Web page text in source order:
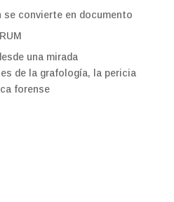
se convierte en documento
una mirada
de la grafología, la pericia
forense